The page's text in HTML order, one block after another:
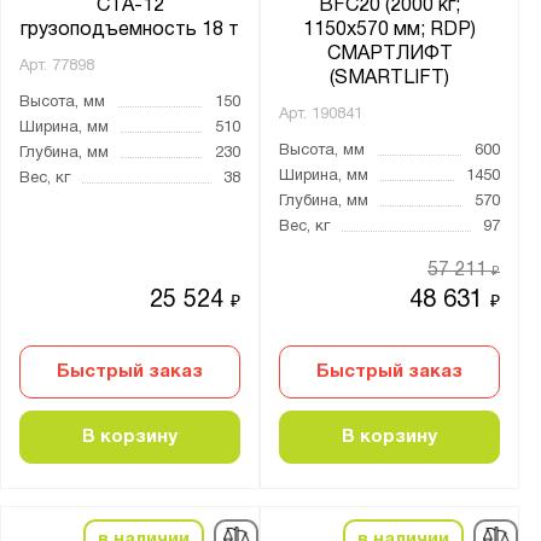
CTA-12
грузоподъемность 18 т
Арт. 77898
Высота, мм
150
Ширина, мм
510
Глубина, мм
230
Вес, кг
38
25 524₽
Быстрый заказ
В корзину
BFC20 (2000 кг;
1150х570 мм; RDP)
СМАРТЛИФТ
(SMARTLIFT)
Арт. 190841
Высота, мм
600
Ширина, мм
1450
Глубина, мм
570
Вес, кг
97
48 631₽
57 211₽
Быстрый заказ
В корзину
Италия
Минимальный радиус разворота, мм:
от
24V/20Ah
24V/50Ah
24V/60Ah
24V/65Ah